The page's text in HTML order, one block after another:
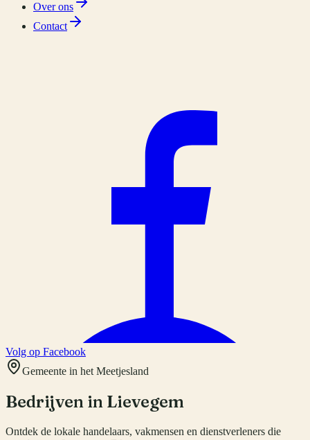
Over ons
Contact
Volg op Facebook
Gemeente in het Meetjesland
Bedrijven in Lievegem
Ontdek de lokale handelaars, vakmensen en dienstverleners die